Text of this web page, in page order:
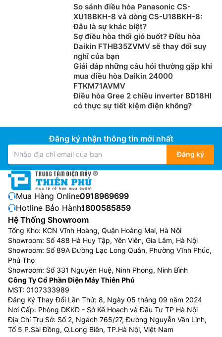
So sánh điều hòa Panasonic CS-
XU18BKH-8 và dòng CS-U18BKH-8:
Đâu là sự khác biệt?
Sợ điều hòa thổi gió buốt? Điều hòa
Daikin FTHB35ZVMV sẽ thay đổi suy
nghĩ của bạn
Giải đáp những câu hỏi thường gặp khi
mua điều hòa Daikin 24000
FTKM71AVMV
Điều hòa Gree 2 chiều inverter BD18HI
có thực sự tiết kiệm điện không?
Đăng ký nhận thông tin mới nhất
Đăng ký
Mua Hàng Online:0918969699
Hotline Bảo Hành:1800585859
Hệ Thống Showroom
Tổng Kho: KCN Vĩnh Hoàng, Quận Hoàng Mai, Hà Nội
Showroom: Số 488 Hà Huy Tập, Yên Viên, Gia Lâm, Hà Nội
Showroom: Số 89A Đường Lạc Long Quân, Phường Vĩnh Phúc,
Phú Thọ
Showroom: Số 331 Nguyễn Huệ, Ninh Phong, Ninh Bình
Công Ty Cổ Phần Điện Máy Thiên Phú
MST: 0107333989
Đăng Ký Thay Đổi Lần Thứ: 8, Ngày 05 tháng 09 năm 2024
Nơi Cấp: Phòng DKKD - Sở Kế Hoạch và Đầu Tư TP Hà Nội
Địa Chỉ Trụ Sở: Số 2, Ngách 765/27, Đường Nguyễn Văn Linh,
Tổ 5 P.Sài Đồng, Q.Long Biên, TP.Hà Nội, Việt Nam